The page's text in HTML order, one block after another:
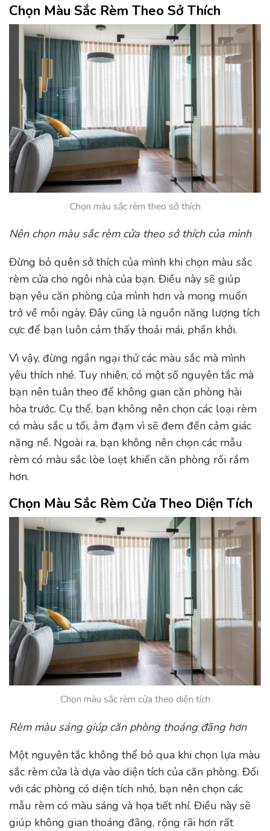
Chọn Màu Sắc Rèm Theo Sở Thích
Chọn màu sắc rèm theo sở thích
Nên chọn màu sắc rèm cửa theo sở thích của mình
Đừng bỏ quên sở thích của mình khi chọn màu sắc
rèm cửa cho ngôi nhà của bạn. Điều này sẽ giúp
bạn yêu căn phòng của mình hơn và mong muốn
trở về mỗi ngày. Đây cũng là nguồn năng lượng tích
cực để bạn luôn cảm thấy thoải mái, phấn khởi.
Vì vậy, đừng ngần ngại thử các màu sắc mà mình
yêu thích nhé. Tuy nhiên, có một số nguyên tắc mà
bạn nên tuân theo để không gian căn phòng hài
hòa trước. Cụ thể, bạn không nên chọn các loại rèm
có màu sắc u tối, ảm đạm vì sẽ đem đến cảm giác
nặng nề. Ngoài ra, bạn không nên chọn các mẫu
rèm có màu sắc lòe loẹt khiến căn phòng rối rắm
hơn.
Chọn Màu Sắc Rèm Cửa Theo Diện Tích
Chọn màu sắc rèm cửa theo diện tích
Rèm màu sáng giúp căn phòng thoáng đãng hơn
Một nguyên tắc không thể bỏ qua khi chọn lựa màu
sắc rèm cửa là dựa vào diện tích của căn phòng. Đối
với các phòng có diện tích nhỏ, bạn nên chọn các
mẫu rèm có màu sáng và họa tiết nhí. Điều này sẽ
giúp không gian thoáng đãng, rộng rãi hơn rất